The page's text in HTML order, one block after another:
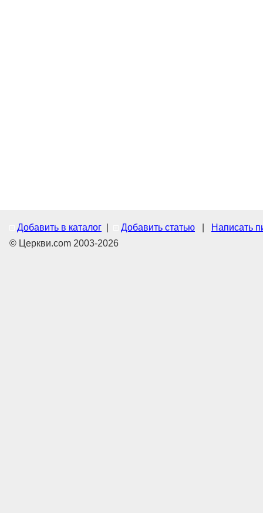
Добавить в каталог Добавить статью
Написать
© Церкви.com 2003-2026